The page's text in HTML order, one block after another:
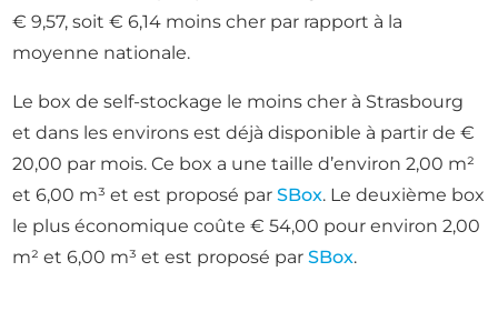
€ 9,57, soit € 6,14 moins cher par rapport à la
moyenne nationale.
Le box de self-stockage le moins cher à Strasbourg
et dans les environs est déjà disponible à partir de €
20,00 par mois. Ce box a une taille d’environ 2,00 m²
et 6,00 m³ et est proposé parSBox. Le deuxième box
le plus économique coûte € 54,00 pour environ 2,00
m² et 6,00 m³ et est proposé parSBox.